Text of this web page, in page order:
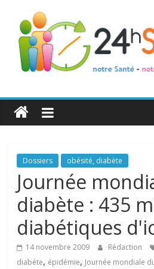
24h
Santé
La
santé
de
toute
famille
Dossiers obésité, diabète
Journée
diabète : 435
diabétiques
14 novembre 2009 Rédaction
diabète, épidémie, Journée mondiale